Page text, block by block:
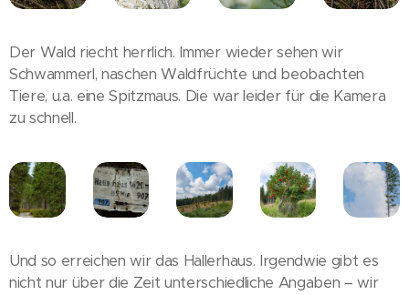
Der Wald riecht herrlich. Immer wieder sehen wir
Schwammerl, naschen Waldfrüchte und beobachten
Tiere, u.a. eine Spitzmaus. Die war leider für die Kamera
zu schnell.
Und so erreichen wir das Hallerhaus. Irgendwie gibt es
nicht nur über die Zeit unterschiedliche Angaben – wir